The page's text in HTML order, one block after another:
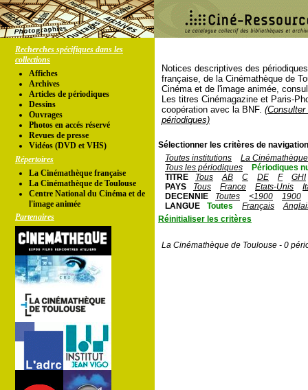
Recherches spécifiques dans les
collections
Affiches
Archives
Articles de périodiques
Dessins
Ouvrages
Photos en accés réservé
Revues de presse
Vidéos (DVD et VHS)
Répertoires
La Cinémathèque française
La Cinémathèque de Toulouse
Centre National du Cinéma et de
l'image animée
Partenaires
Notices descriptives des
française, de la Cinémathèque de
Cinéma et de l'image animée,
Les titres Cinémagazine et Paris-
coopération avec la BNF.
périodiques)
Sélectionner les critères de
Toutes institutions
La
Tous les périodiques
Périodiques
TITRE
Tous AB C DE F
GHI
PAYS
Tous France Etats-Unis
DECENNIE
Toutes <1900
1900
LANGUE
Toutes Français
Réinitialiser les critères
La Cinémathèque de Toulouse - 0